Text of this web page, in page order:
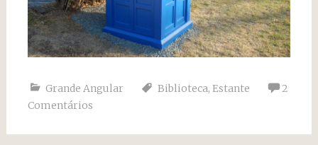
Grande Angular Biblioteca, Estante
2
Comentários